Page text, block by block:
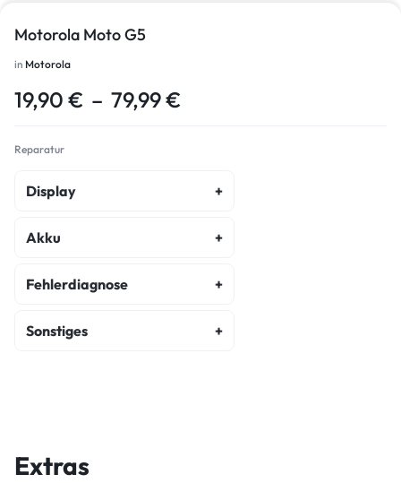
Motorola Moto G5
in Motorola
19,90 € – 79,99€
Reparatur
Display
Display Reparatur
Akku
Akku Austausch
Fehlerdiagnose
Fehlerdiagnose
Sonstiges
Extras